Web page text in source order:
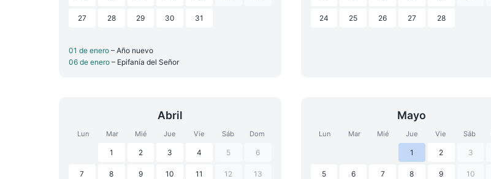
27 28 29 30 31
01 de enero – Año nuevo
06 de enero – Epifanía del Señor
24 25 26 27 28
Abril
Lun Mar Mié Jue Vie Sáb Dom
1 2 3 4 5 6
7 8 9 10 11 12 13
Mayo
Lun Mar Mié Jue Vie Sáb
1 2 3
5 6 7 8 9 10